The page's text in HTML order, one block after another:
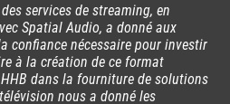
services de streaming, en
Spatial Audio, a donné aux
confiance nécessaire pour investir
à la création de ce format
HHB dans la fourniture de solutions
nous a donné les